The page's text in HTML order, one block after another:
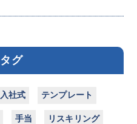
タグ
入社式 テンプレート
手当 リスキリング